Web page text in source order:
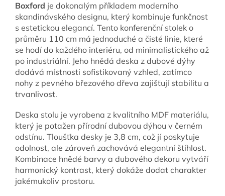
Boxford je dokonalým příkladem moderního
skandinávského designu, který kombinuje funkčnost
s estetickou elegancí. Tento konferenční stolek o
průměru 110 cm má jednoduché a čisté linie, které
se hodí do každého interiéru, od minimalistického až
po industriální. Jeho hnědá deska z dubové dýhy
dodává místnosti sofistikovaný vzhled, zatímco
nohy z pevného březového dřeva zajišťují stabilitu a
trvanlivost.
Deska stolu je vyrobena z kvalitního MDF materiálu,
který je potažen přírodní dubovou dýhou v černém
odstínu. Tloušťka desky je 3,8 cm, což jí poskytuje
odolnost, ale zároveň zachovává elegantní štíhlost.
Kombinace hnědé barvy a dubového dekoru vytváří
harmonický kontrast, který dokáže dodat charakter
jakémukoliv prostoru.